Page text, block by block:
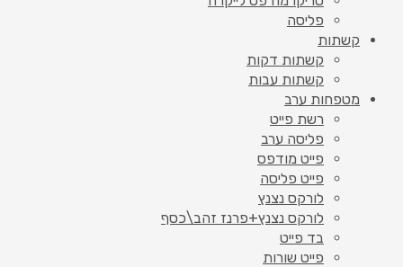
פליסה
קשתות
קשתות דקות
קשתות עבות
מטפחות ערב
רשת פייט
פליסה ערב
פייט מודפס
פייט פליסה
לורקס נצנץ
לורקס נצנץ+פרנז זהב\כסף
בד פייט
פייט שורות